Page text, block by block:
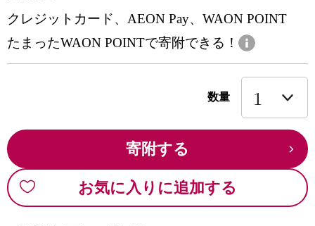
クレジットカード、AEON Pay、WAON POINT
たまったWAON POINTで寄附できる！
数量
寄附する
お気に入りに追加する